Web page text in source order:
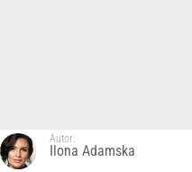
Autor:
Ilona Adamska